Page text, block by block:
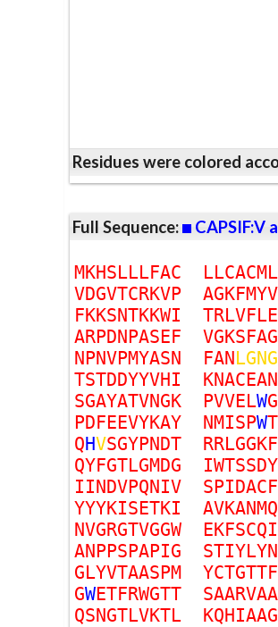
Residues were colored
Full Sequence: CAPSIF:V
MKHSLLLFAC LLCACML
VDGVTCRKVP AGKFMYV
FKKSNTKKWI TRLVFLE
ARPDNPASEF VGKSFAG
NPNVPMYASN FANLGNG
TSTDDYYVHI KNACEAN
SGAYATVNGK PVVELWG
PDFEEVYKAY NMISPWT
QHVSGYPNDT RRLGGKF
QYFGTLGMDG IWTSSDY
IINDVPQNIV SPIDACF
YYYKISETKI AVKANMQ
NVGRGTVGGW EKFSCQI
ANPPSPAPIG STIYLYN
GLYVTAASPM YCTGTTF
GWETFRWGTT SAARVAA
QSNGTLVKTL KQHIAAG